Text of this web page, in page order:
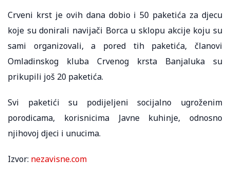
Crveni krst je ovih dana dobio i 50 paketića za djecu
koje su donirali navijači Borca u sklopu akcije koju su
sami organizovali, a pored tih paketića, članovi
Omladinskog kluba Crvenog krsta Banjaluka su
prikupili još 20 paketića.
Svi paketići su podijeljeni socijalno ugroženim
porodicama, korisnicima Javne kuhinje, odnosno
njihovoj djeci i unucima.
Izvor: nezavisne.com